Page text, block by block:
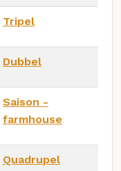
Tripel
Dubbel
Saison -
farmhouse
Quadrupel